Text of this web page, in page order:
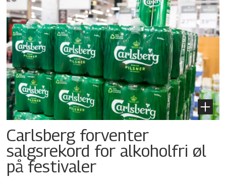
Carlsberg forventer
salgsrekord for alkoholfri øl
på festivaler